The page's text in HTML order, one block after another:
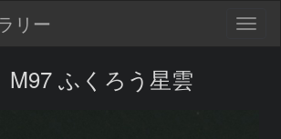
リー
M97 ふくろう星雲